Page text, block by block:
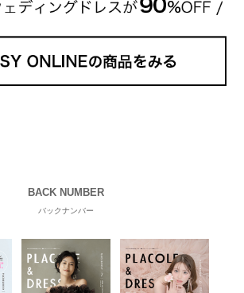
BACK NUMBER
バックナンバー